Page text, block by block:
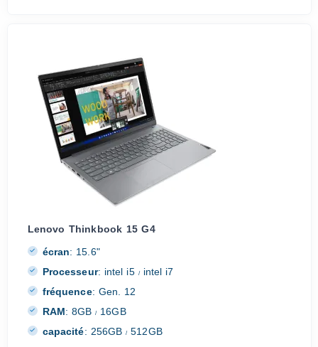
Lenovo Thinkbook 15 G4
écran: 15.6"
Processeur: intel i5 /intel i7
fréquence: Gen. 12
RAM: 8GB/ 16GB
capacité: 256GB/ 512GB